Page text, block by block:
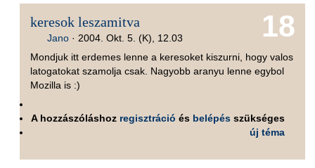
18
keresok leszamitva
Jano· 2004. Okt. 5. (K), 12.03
Mondjuk itt erdemes lenne a keresoket kiszurni, hogy valos
latogatokat szamolja csak. Nagyobb aranyu lenne egybol
Mozilla is :)
A hozzászóláshoz regisztráció és belépés szükséges
új téma